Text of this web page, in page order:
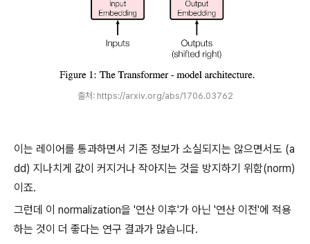
출처: https://arxiv.org/abs/1706.03762
이는 레이어를 통과하면서 기존 정보가 소실되지는 않으면서도 (a
dd) 지나치게 값이 커지거나 작아지는 것을 방지하기 위함(norm)
이죠.
그런데 이 normalization을 '연산 이후'가 아닌 '연산 이전'에 적용
하는 것이 더 좋다는 연구 결과가 많습니다.